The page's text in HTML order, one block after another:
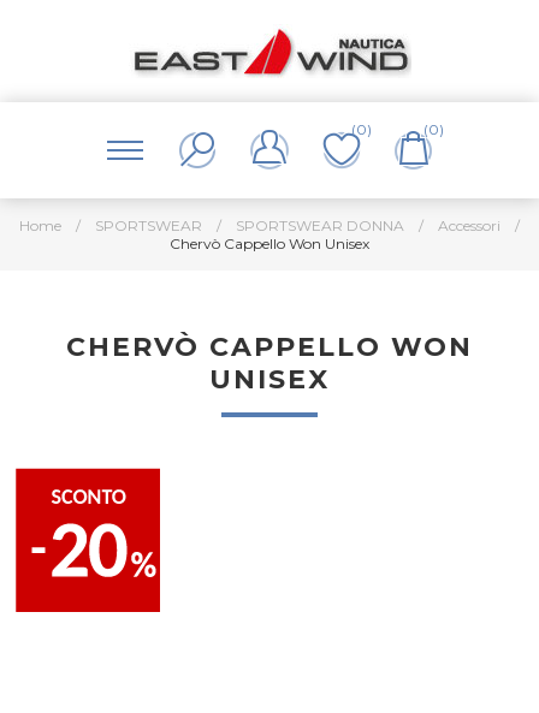
(0) (0)
Home / SPORTSWEAR / SPORTSWEAR DONNA / Accessori
/
Chervò Cappello Won Unisex
CHERVÒ CAPPELLO WON
UNISEX